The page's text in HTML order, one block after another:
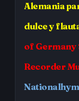
Alemania
dulce y
of Germany
Recorder